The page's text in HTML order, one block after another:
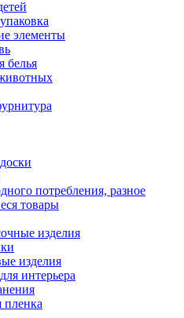
элементы
белья
потребления, разное
товары
изделия
изделия
интерьера
пленка